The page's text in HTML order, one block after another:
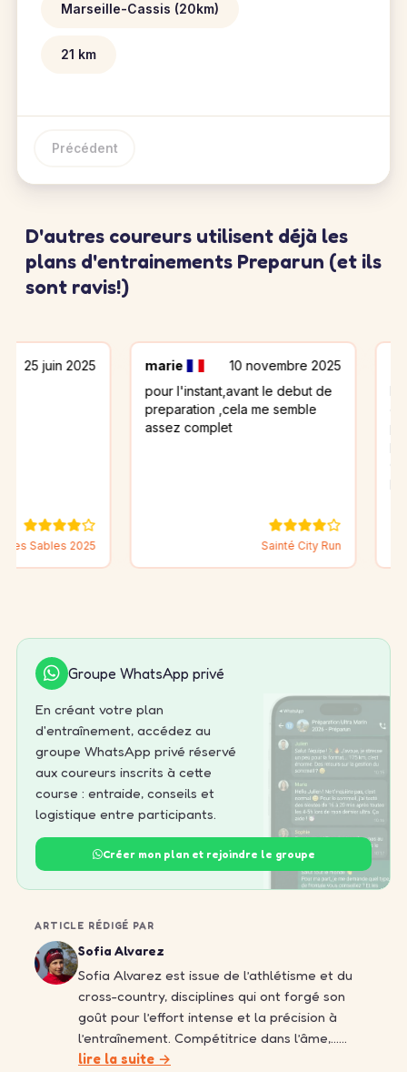
Marseille-Cassis (20km)
21 km
Précédent
D'autres coureurs utilisent déjà les
plans d'entrainements Preparun (et ils
sont ravis!)
marie
10 novembre 2025
pour l'instant,avant le debut de
preparation ,cela me semble
assez complet
Sainté City Run
FRANCOIS
Première
Trail du Saint-
2026
Groupe WhatsApp privé
En créant votre plan
d'entraînement, accédez au
groupe WhatsApp privé réservé
aux coureurs inscrits à cette
course : entraide, conseils et
logistique entre participants.
Créer mon plan et rejoindre le groupe
ARTICLE RÉDIGÉ PAR
Sofia Alvarez
Sofia Alvarez est issue de l’athlétisme et du
cross-country, disciplines qui ont forgé son
goût pour l’effort intense et la précision à
l’entraînement. Compétitrice dans l’âme,……
lire la suite →